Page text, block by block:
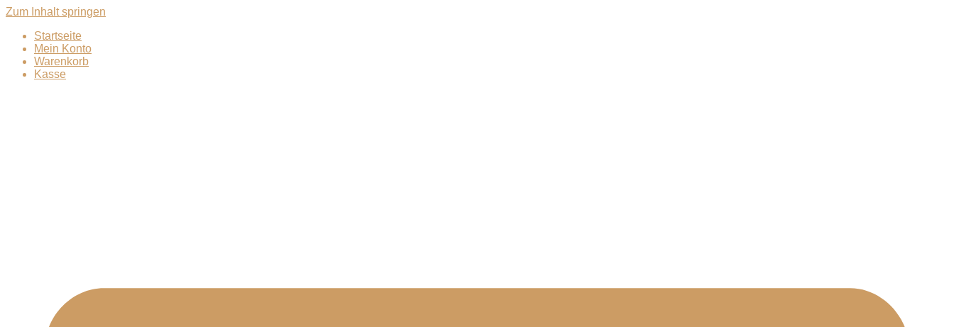
Zum Inhalt springen
Startseite
Mein Konto
Warenkorb
Kasse